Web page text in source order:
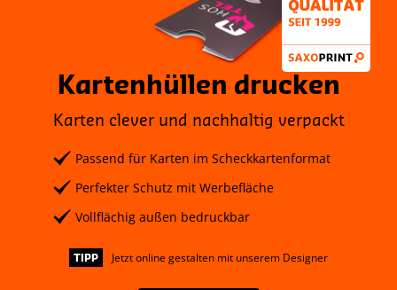
Kartenhüllen drucken
Karten clever und nachhaltig verpackt
Passend für Karten im Scheckkartenformat
Perfekter Schutz mit Werbefläche
Vollflächig außen bedruckbar
TIPP Jetzt online gestalten mit unserem Designer